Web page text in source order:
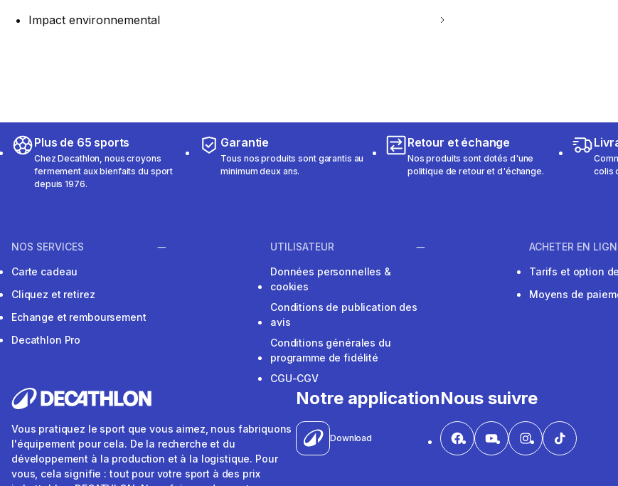
Impact environnemental
Plus de 65 sports
Chez Decathlon, nous croyons
fermement aux bienfaits du sport
depuis 1976.
Garantie
Tous nos produits sont garantis au
minimum deux ans.
Retour et échange
Nos produits sont dotés d'une
politique de retour et d'échange.
colis
NOS SERVICES
Carte cadeau
Cliquez et retirez
Echange et remboursement
Decathlon Pro
UTILISATEUR
Données personnelles &
cookies
Conditions de publication des
avis
Conditions générales du
programme de fidélité
CGU-CGV
ACHETER EN
Tarifs et option
Moyens de
Vous pratiquez le sport que vous aimez, nous fabriquons
l'équipement pour cela. De la recherche et du
développement à la production et à la logistique. Pour
vous, cela signifie : tout pour votre sport à des prix
Notre application
Download
Nous suivre